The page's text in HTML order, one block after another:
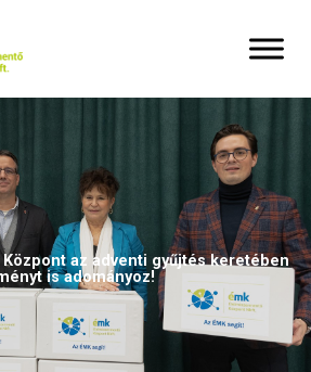
az adventi gyűjtés keretében
is adományoz!